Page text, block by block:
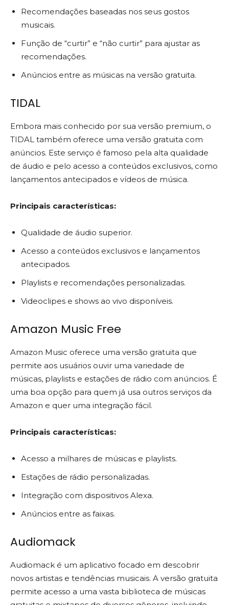
Recomendações baseadas nos seus gostos
musicais.
Função de “curtir” e “não curtir” para ajustar as
recomendações.
Anúncios entre as músicas na versão gratuita.
TIDAL
Embora mais conhecido por sua versão premium, o
TIDAL também oferece uma versão gratuita com
anúncios. Este serviço é famoso pela alta qualidade
de áudio e pelo acesso a conteúdos exclusivos, como
lançamentos antecipados e vídeos de música.
Principais características:
Qualidade de áudio superior.
Acesso a conteúdos exclusivos e lançamentos
antecipados.
Playlists e recomendações personalizadas.
Videoclipes e shows ao vivo disponíveis.
Amazon Music Free
Amazon Music oferece uma versão gratuita que
permite aos usuários ouvir uma variedade de
músicas, playlists e estações de rádio com anúncios. É
uma boa opção para quem já usa outros serviços da
Amazon e quer uma integração fácil.
Principais características:
Acesso a milhares de músicas e playlists.
Estações de rádio personalizadas.
Integração com dispositivos Alexa.
Anúncios entre as faixas.
Audiomack
Audiomack é um aplicativo focado em descobrir
novos artistas e tendências musicais. A versão gratuita
permite acesso a uma vasta biblioteca de músicas